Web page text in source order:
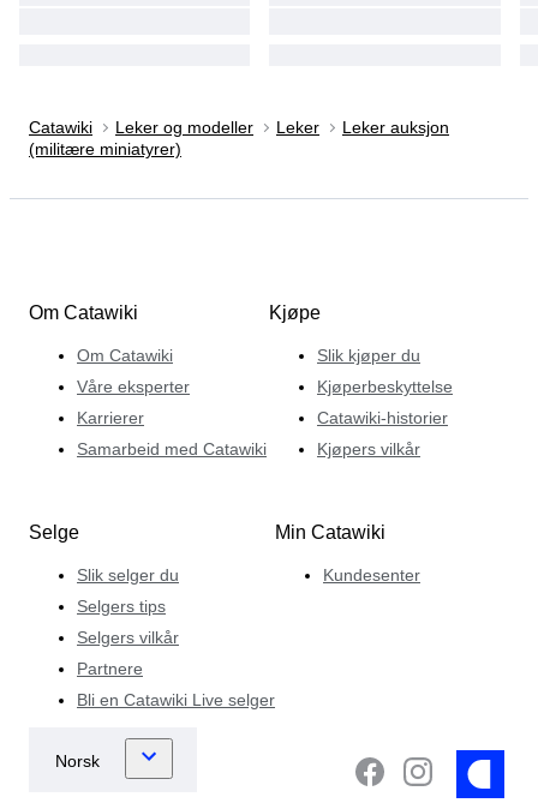
Catawiki Leker og modeller Leker
Leker auksjon
(militære miniatyrer)
Om Catawiki
Om Catawiki
Våre eksperter
Karrierer
Samarbeid med Catawiki
Kjøpe
Slik kjøper du
Kjøperbeskyttelse
Catawiki-historier
Kjøpers vilkår
Selge
Slik selger du
Selgers tips
Selgers vilkår
Partnere
Bli en Catawiki Live selger
Min Catawiki
Kundesenter